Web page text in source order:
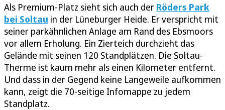
Als Premium-Platz sieht sich auch der Röders Park
bei Soltau in der Lüneburger Heide. Er verspricht mit
seiner parkähnlichen Anlage am Rand des Ebsmoors
vor allem Erholung. Ein Zierteich durchzieht das
Gelände mit seinen 120 Standplätzen. Die Soltau-
Therme ist kaum mehr als einen Kilometer entfernt.
Und dass in der Gegend keine Langeweile aufkommen
kann, zeigt die 70-seitige Infomappe zu jedem
Standplatz.